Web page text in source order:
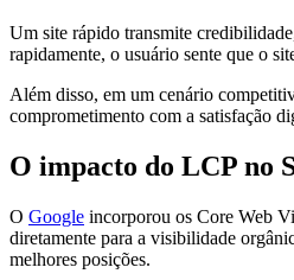
Um site rápido transmite
rapidamente, o usuário sente que o
Além disso, em um cenário
comprometimento com a satisfação
O impacto do LCP no
O Google incorporou os Core Web
diretamente para a visibilidade
melhores posições.